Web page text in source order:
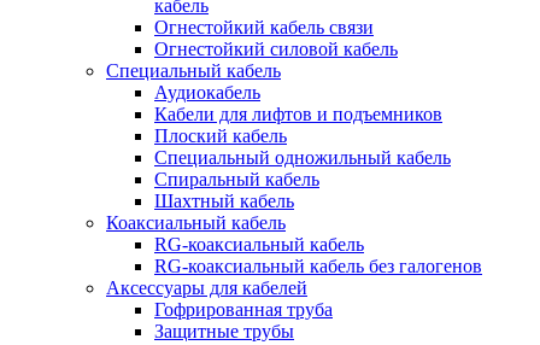
кабель
Огнестойкий кабель связи
Огнестойкий силовой кабель
Специальный кабель
Аудиокабель
Кабели для лифтов и подъемников
Плоский кабель
Специальный одножильный кабель
Спиральный кабель
Шахтный кабель
Коаксиальный кабель
RG-коаксиальный кабель
RG-коаксиальный кабель без галогенов
Аксессуары для кабелей
Гофрированная труба
Защитные трубы